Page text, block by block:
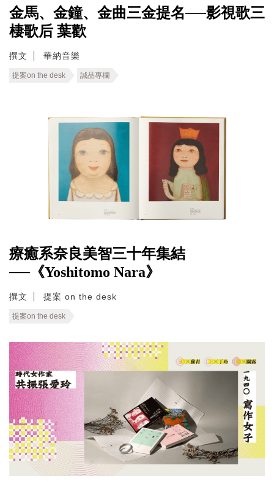
金馬、金鐘、金曲三金提名──影視歌三
棲歌后 葉歡
撰文 華納音樂
提案on the desk 誠品專欄
療癒系奈良美智三十年集結
──《Yoshitomo Nara》
撰文 提案 on the desk
提案on the desk